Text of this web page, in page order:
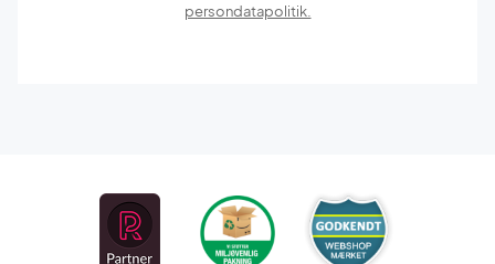
persondatapolitik.